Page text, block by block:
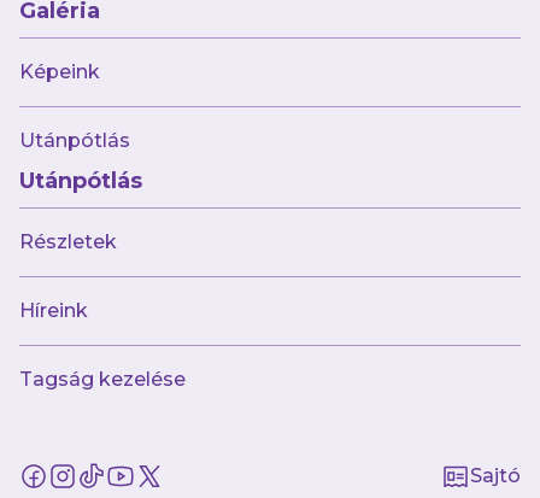
Galéria
Képeink
Utánpótlás
Utánpótlás
Részletek
Híreink
Tagság kezelése
Sajtó
43 kép
MOL Magyar Kupa 6. forduló Békéscsaba
1912 Előre-Újpest FC
112 kép